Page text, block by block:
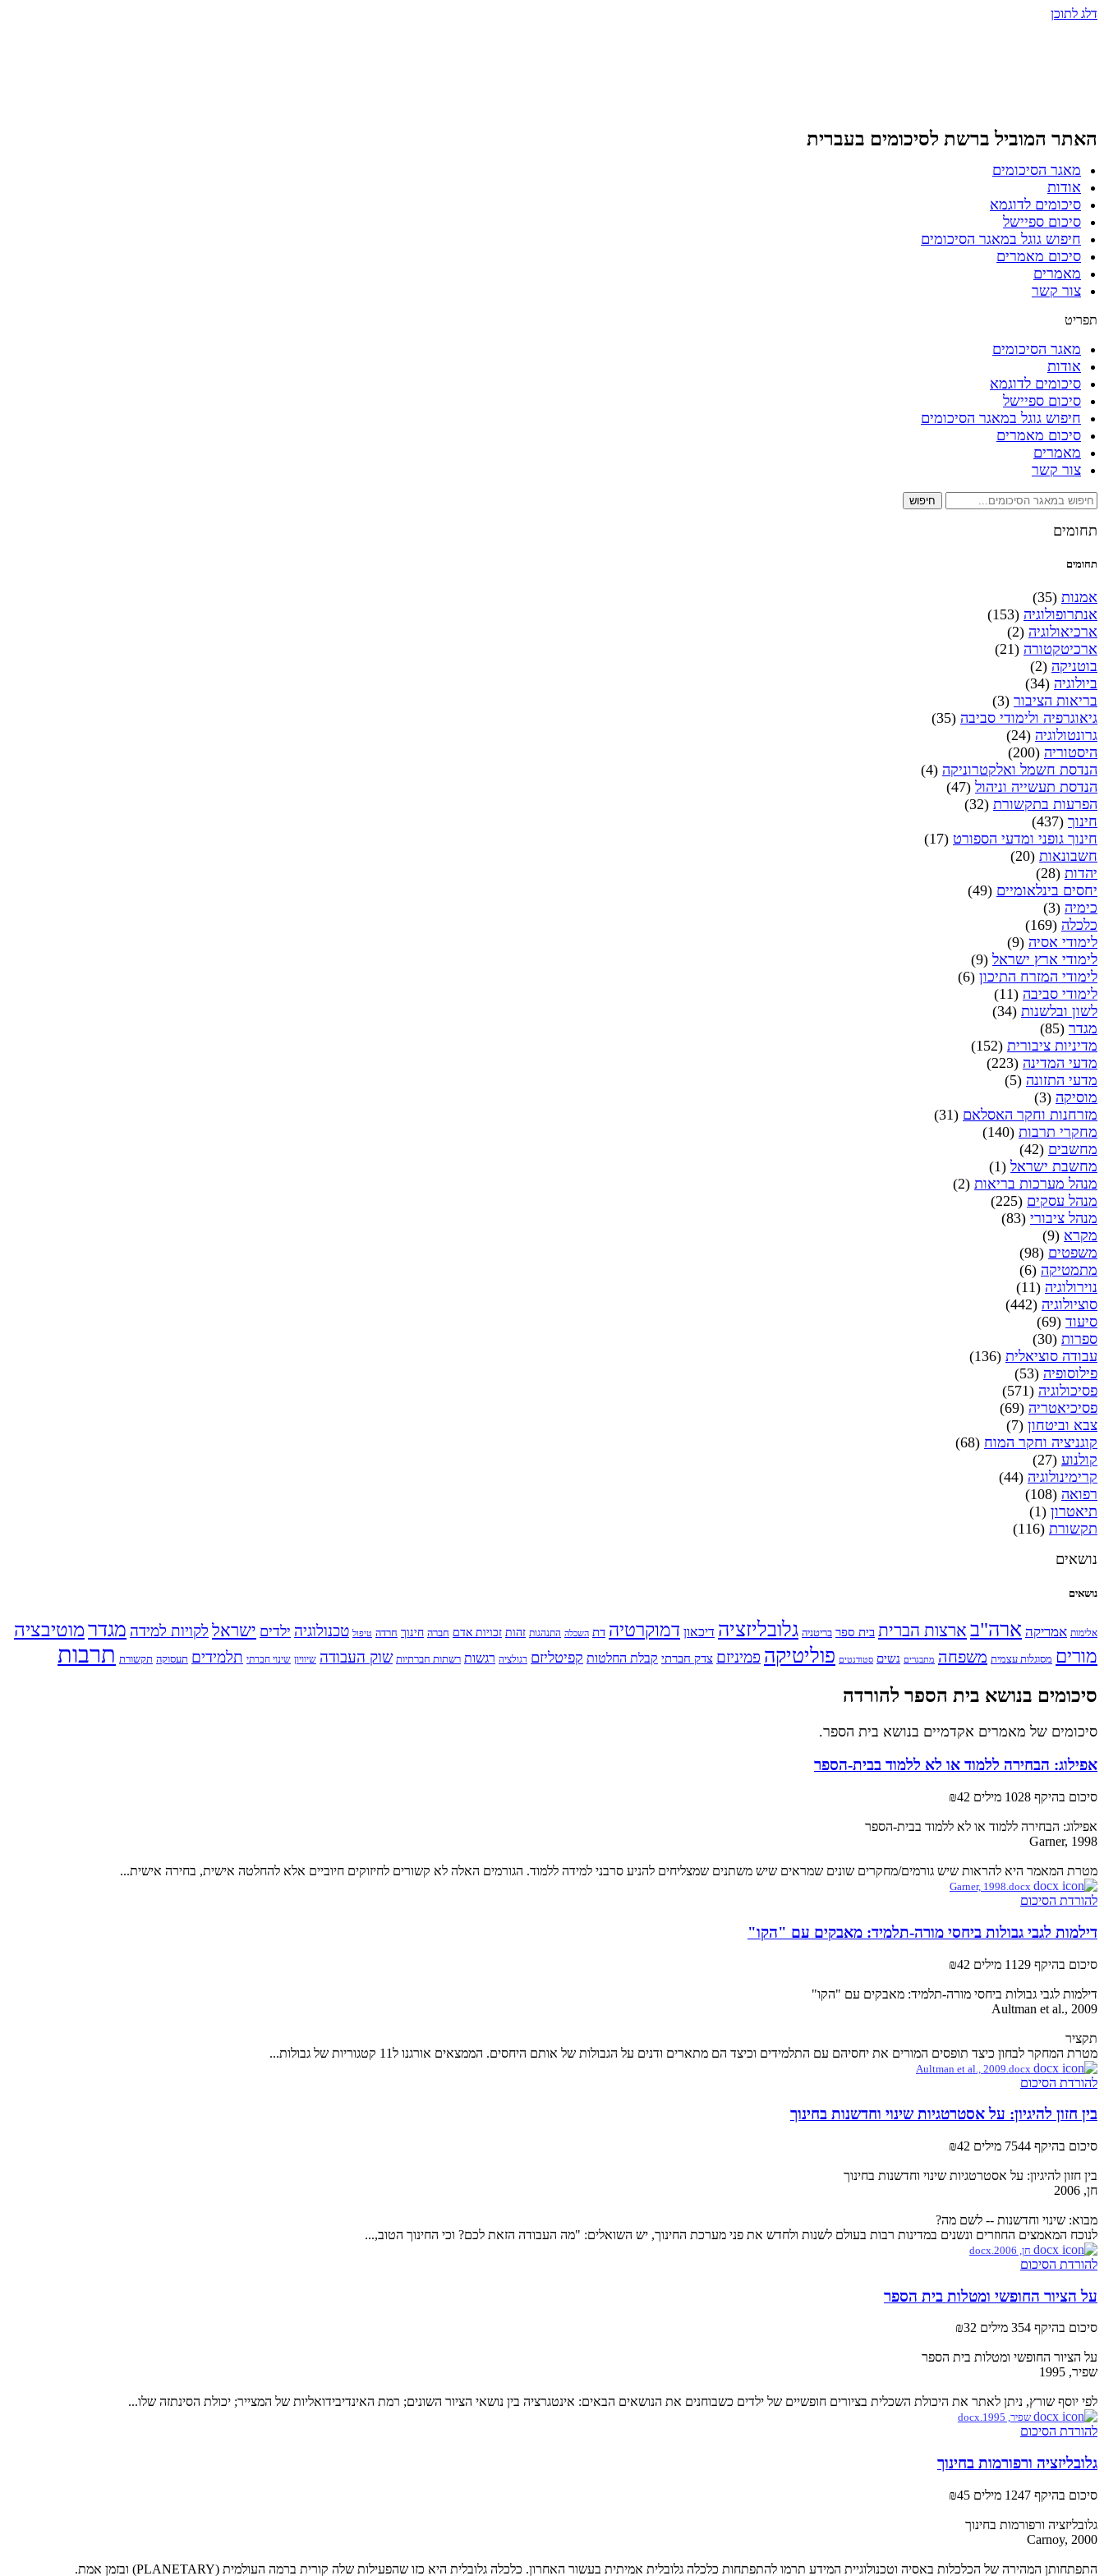
דלג לתוכן
האתר המוביל ברשת לסיכומים בעברית
מאגר הסיכומים
אודות
סיכומים לדוגמא
סיכום ספיישל
חיפוש גוגל במאגר הסיכומים
סיכום מאמרים
מאמרים
צור קשר
תפריט
מאגר הסיכומים
אודות
סיכומים לדוגמא
סיכום ספיישל
חיפוש גוגל במאגר הסיכומים
סיכום מאמרים
מאמרים
צור קשר
חיפוש
תחומים
תחומים
אמנות (35)
אנתרופולוגיה (153)
ארכיאולוגיה (2)
ארכיטקטורה (21)
בוטניקה (2)
ביולוגיה (34)
בריאות הציבור (3)
גיאוגרפיה ולימודי סביבה (35)
גרונטולוגיה (24)
היסטוריה (200)
הנדסת חשמל ואלקטרוניקה (4)
הנדסת תעשייה וניהול (47)
הפרעות בתקשורת (32)
חינוך (437)
חינוך גופני ומדעי הספורט (17)
חשבונאות (20)
יהדות (28)
יחסים בינלאומיים (49)
כימיה (3)
כלכלה (169)
לימודי אסיה (9)
לימודי ארץ ישראל (9)
לימודי המזרח התיכון (6)
לימודי סביבה (11)
לשון ובלשנות (34)
מגדר (85)
מדיניות ציבורית (152)
מדעי המדינה (223)
מדעי התזונה (5)
מוסיקה (3)
מזרחנות וחקר האסלאם (31)
מחקרי תרבות (140)
מחשבים (42)
מחשבת ישראל (1)
מנהל מערכות בריאות (2)
מנהל עסקים (225)
מנהל ציבורי (83)
מקרא (9)
משפטים (98)
מתמטיקה (6)
נוירולוגיה (11)
סוציולוגיה (442)
סיעוד (69)
ספרות (30)
עבודה סוציאלית (136)
פילוסופיה (53)
פסיכולוגיה (571)
פסיכיאטריה (69)
צבא וביטחון (7)
קוגניציה וחקר המוח (68)
קולנוע (27)
קרימינולוגיה (44)
רפואה (108)
תיאטרון (1)
תקשורת (116)
נושאים
נושאים
אלימות אמריקה ארה"ב ארצות הברית בית ספר בריטניה גלובליזציה דיכאון דמוקרטיה דת השכלה התנהגות זהות זכויות אדם חברה חינוך חרדה טיפול טכנולוגיה ילדים ישראל לקויות למידה מגדרמוטיבציה
מורים מסוגלות עצמית משפחה מתבגרים נשים סטודנטים פוליטיקה פמיניזם צדק חברתי קבלת החלטות קפיטליזם רגולציה רגשות רשתות חברתיות שוק העבודה שיוויון שינוי חברתי תלמידים תעסוקה תקשורת תרבות
סיכומים בנושא בית הספר להורדה
סיכומים של מאמרים אקדמיים בנושא בית הספר.
אפילוג: הבחירה ללמוד או לא ללמוד בבית-הספר
סיכום בהיקף 1028 מילים ₪42
אפילוג: הבחירה ללמוד או לא ללמוד בבית-הספר
Garner, 1998
מטרת המאמר היא להראות שיש גורמים/מחקרים שונים שמראים שיש משתנים שמצליחים להניע סרבני למידה ללמוד. הגורמים האלה לא קשורים לחיזוקים חיוביים אלא להחלטה אישית, בחירה אישית...
להורדת הסיכום
דילמות לגבי גבולות ביחסי מורה-תלמיד: מאבקים עם "הקו"
סיכום בהיקף 1129 מילים ₪42
דילמות לגבי גבולות ביחסי מורה-תלמיד: מאבקים עם "הקו"
Aultman et al., 2009
תקציר
מטרת המחקר לבחון כיצד תופסים המורים את יחסיהם עם התלמידים וכיצד הם מתארים ודנים על הגבולות של אותם היחסים. הממצאים אורגנו ל11 קטגוריות של גבולות...
להורדת הסיכום
בין חזון להיגיון: על אסטרטגיות שינוי וחדשנות בחינוך
סיכום בהיקף 7544 מילים ₪42
בין חזון להיגיון: על אסטרטגיות שינוי וחדשנות בחינוך
חן, 2006
מבוא: שינוי וחדשנות -- לשם מה?
לנוכח המאמצים החוזרים ונשנים במדינות רבות בעולם לשנות ולחדש את פני מערכת החינוך, יש השואלים: "מה העבודה הזאת לכם? וכי החינוך הטוב,...
חן, 2006.docx
להורדת הסיכום
על הציור החופשי ומטלות בית הספר
סיכום בהיקף 354 מילים ₪32
על הציור החופשי ומטלות בית הספר
שפיר, 1995
לפי יוסף שורץ, ניתן לאתר את היכולת השכלית בציורים חופשיים של ילדים כשבוחנים את הנושאים הבאים: אינטגרציה בין נושאי הציור השונים; רמת האינדיבידואליות של המצייר; יכולת הסינתזה שלו...
שפיר, 1995.docx
להורדת הסיכום
גלובליזציה ורפורמות בחינוך
סיכום בהיקף 1247 מילים ₪45
גלובליזציה ורפורמות בחינוך
Carnoy, 2000
התפתחותן המהירה של הכלכלות באסיה וטכנולוגיית המידע תרמו להתפתחות כלכלה גלובלית אמיתית בעשור האחרון. כלכלה גלובלית היא כזו שהפעילות שלה קורית ברמה העולמית (PLANETARY) ובזמן אמת.